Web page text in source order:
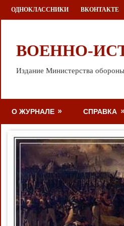
Перейти
к
ОДНОКЛАССНИКИ ВКОНТАКТЕ
ВОЕННО-
Издание Министерства
О ЖУРНАЛЕ СПРАВКА